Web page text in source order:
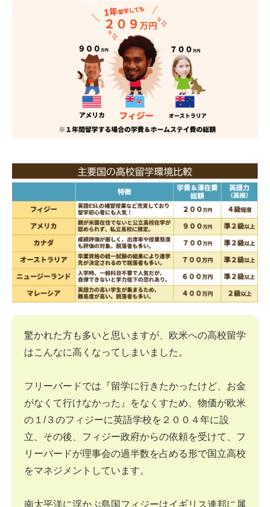
驚かれた方も多いと思いますが、欧米への高校留学
はこんなに高くなってしまいました。
フリーバードでは『留学に行きたかったけど、お金
がなくて行けなかった』をなくすため、物価が欧米
の１/３のフィジーに英語学校を２００４年に設
立、その後、フィジー政府からの依頼を受けて、フ
リーバードが理事会の過半数を占める形で国立高校
をマネジメントしています。
南太平洋に浮かぶ島国フィジーはイギリス連邦に属